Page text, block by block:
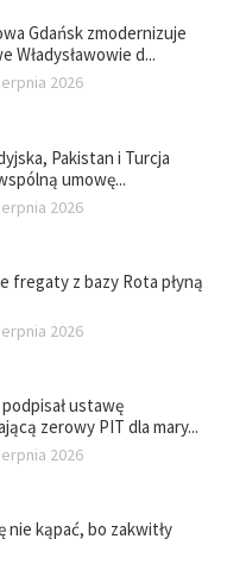
Gdańsk zmodernizuje
Władysławowie d...
2026
Pakistan i Turcja
umowę...
2026
fregaty z bazy Rota płyną
2026
ustawę
zerowy PIT dla mary...
2026
nie kąpać, bo zakwitły